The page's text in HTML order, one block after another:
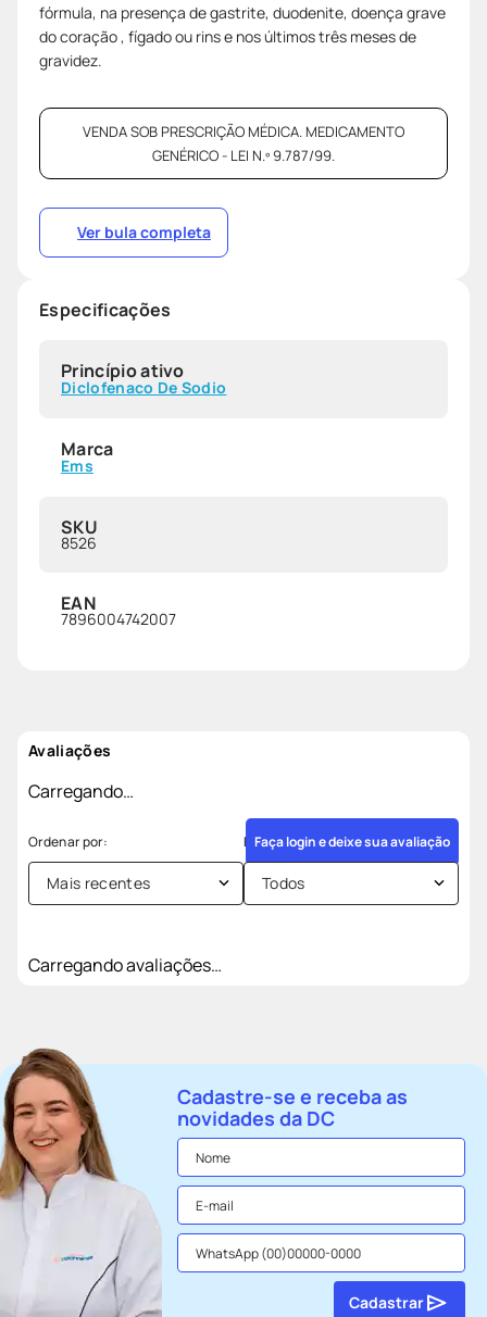
fórmula, na presença de gastrite, duodenite, doença grave
do coração , fígado ou rins e nos últimos três meses de
gravidez.
VENDA SOB PRESCRIÇÃO MÉDICA. MEDICAMENTO
GENÉRICO - LEI N.º 9.787/99.
Ver bula completa
Especificações
Princípio ativo
Diclofenaco De Sodio
Marca
Ems
SKU
8526
EAN
7896004742007
Avaliações
Carregando…
Faça login e deixe sua avaliação
Mais recentes Todos
Carregando avaliações…
Cadastre-se e receba as
novidades da DC
Cadastrar